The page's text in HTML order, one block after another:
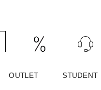
OUTLET STUDENT